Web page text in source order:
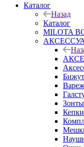
Каталог
Назад
Каталог
MILOTA
Зонты